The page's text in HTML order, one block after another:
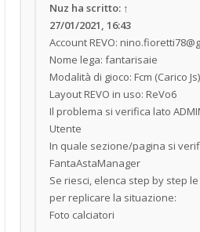
Nuz ha scritto: ↑
27/01/2021, 16:43
Account REVO:
Nome lega: fantarisaie
Modalità di gioco: Fcm (Carico Js)
Layout REVO in uso: ReVo6
Il problema si verifica lato
Utente
In quale sezione/pagina si
FantaAstaManager
Se riesci, elenca step by step
per replicare la situazione:
Foto calciatori